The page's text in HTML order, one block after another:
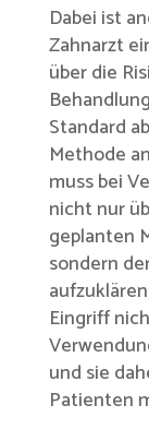
Dabei ist
Zahnarzt
über die
Standard
Methode
muss bei
nicht nur
geplanten
sondern
Eingriff
und sie
Patienten